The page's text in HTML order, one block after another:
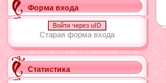
Форма входа
Войти через uID
Старая форма входа
Статистика